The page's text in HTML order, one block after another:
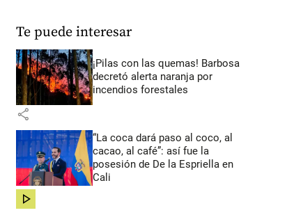
Te puede interesar
¡Pilas con las quemas! Barbosa
decretó alerta naranja por
incendios forestales
share
“La coca dará paso al coco, al
cacao, al café”: así fue la
posesión de De la Espriella en
Cali
share